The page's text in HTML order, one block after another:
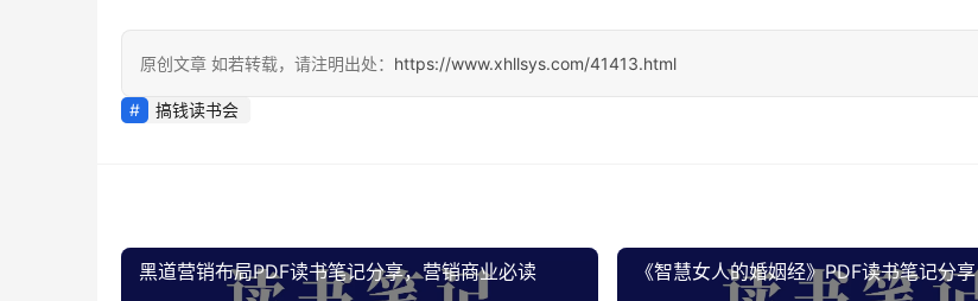
原创文章 如若转载，请注明出处： https://www.xhllsys.com/41413.html
搞钱读书会
黑道营销布局PDF读书笔记分享，营销商业必读 《智慧女人的婚姻经》PDF读书笔记分享